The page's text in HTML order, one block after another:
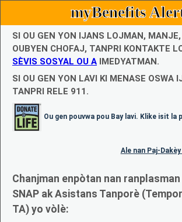
myBenefits
SI OU GEN YON IJANS LOJMAN,
OUBYEN CHOFAJ, TANPRI KONTAKTE
SÈVIS SOSYAL OU A IMEDYATMAN.
SI OU GEN YON LAVI KI MENASE OSWA
TANPRI RELE 911.
Ou gen pouvwa pou Bay lavi. Klike isit la
Ale nan Paj-
Chanjman enpòtan nan
SNAP ak Asistans Tanporè
TA) yo vòlè: